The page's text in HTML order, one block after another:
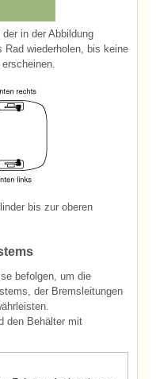
in der Abbildung
Rad wiederholen, bis keine
bis zur oberen
befolgen, um die
der Bremsleitungen
den Behälter mit